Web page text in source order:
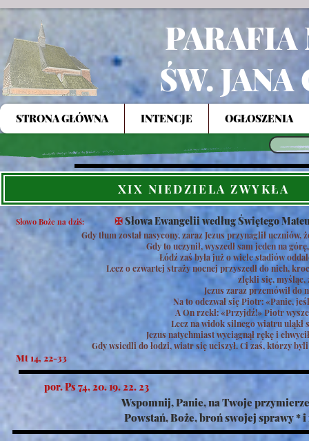
ŚW.
STRONA GŁÓWNA INTENCJE OGŁOSZENIA
XIX NIEDZIELA ZWYKŁA
Słowo Boże na dziś: ✠Słowa Ewangelii według Świętego
Gdy tłum został nasycony, zaraz Jezus przynaglił
Gdy to uczynił, wyszedł sam jeden na
Łódź zaś była już o wiele stadiów
Lecz o czwartej straży nocnej przyszedł do nich,
zlękli się, myśląc,
Jezus zaraz przemówił do
Na to odezwał się Piotr: «Panie,
A On rzekł: «Przyjdź!» Piotr
Lecz na widok silnego wiatru uląkł
Jezus natychmiast wyciągnął rękę i
Gdy wsiedli do łodzi, wiatr się uciszył. Ci zaś, którzy
Mt 14, 22-33
por. Ps 74, 20. 19. 22. 23
Wspomnij, Panie, na Twoje
Powstań, Boże, broń swojej sprawy *